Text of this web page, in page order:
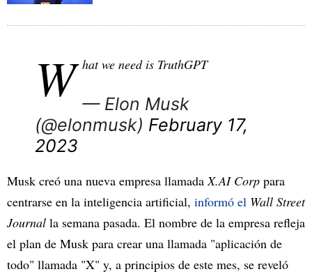
W hat we need is TruthGPT
— Elon Musk
(@elonmusk) February 17,
2023
Musk creó una nueva empresa llamadaX.AI Corp para
centrarse en la inteligencia artificial, informó el Wall Street
Journal la semana pasada. El nombre de la empresa refleja
el plan de Musk para crear una llamada "aplicación de
todo" llamada "X" y, a principios de este mes, se reveló